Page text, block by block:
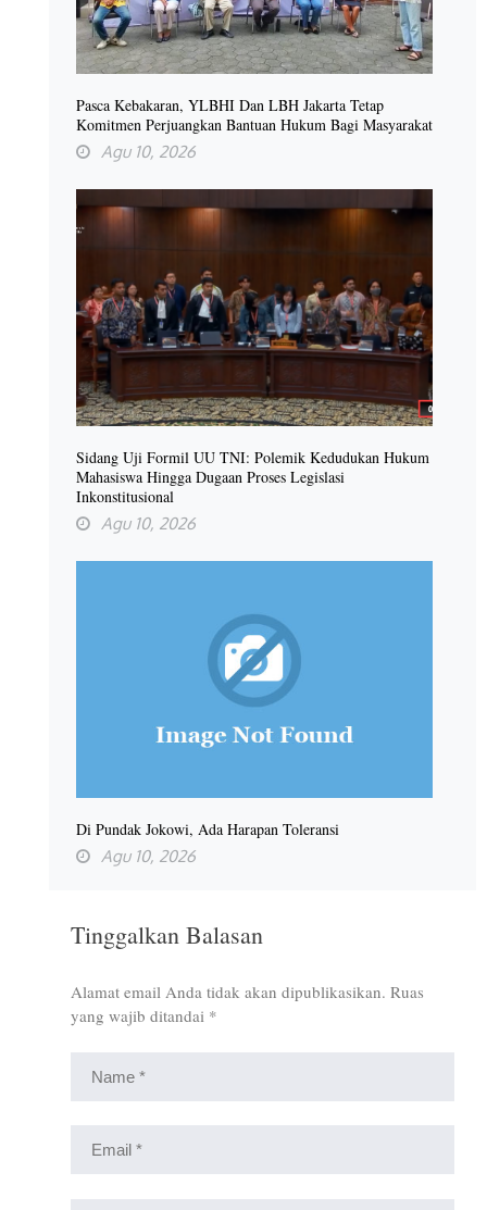
Pasca Kebakaran, YLBHI Dan LBH Jakarta Tetap
Komitmen Perjuangkan Bantuan Hukum Bagi Masyarakat
Agu 10, 2026
Sidang Uji Formil UU TNI: Polemik Kedudukan Hukum
Mahasiswa Hingga Dugaan Proses Legislasi
Inkonstitusional
Agu 10, 2026
Di Pundak Jokowi, Ada Harapan Toleransi
Agu 10, 2026
Tinggalkan Balasan
Alamat email Anda tidak akan dipublikasikan. Ruas
yang wajib ditandai *